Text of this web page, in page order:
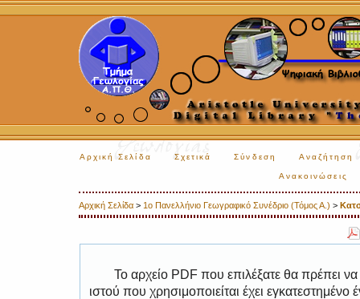
Αρχική Σελίδα Σχετικά Σύνδεση Αναζήτηση
Ανακοινώσεις
Αρχική Σελίδα > 1ο Πανελλήνιο Γεωγραφικό Συνέδριο (Τόμος Α.) >
Το αρχείο PDF που επιλέξατε θα πρέπει
ιστού που χρησιμοποιείται έχει